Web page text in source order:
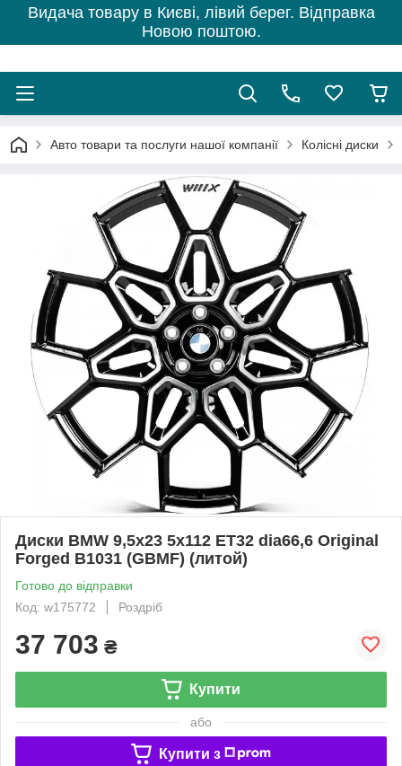
Видача товару в Києві, лівий берег. Відправка
Новою поштою.
Авто товари та послуги нашої компанії Колісні диски
Диски BMW 9,5x23 5x112 ET32 dia66,6 Original
Forged B1031 (GBMF) (литой)
Готово до відправки
Код: w175772
Роздріб
37 703 ₴
Купити
або
Купити з